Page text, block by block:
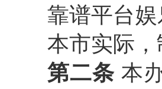
靠谱平台
本市实际
第二条 本